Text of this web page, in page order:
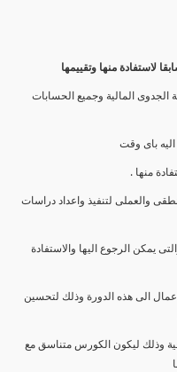
لاستفادة منها وتقييمها
المالية وجميع الحسابات
باى وقت
منها .
والعملى لتنفيذ واعداد دراسات
يمكن الرجوع اليها والاستفادة
الى هذه الدورة وذلك لتحسين
وذلك ليكون الكورس متناسق مع